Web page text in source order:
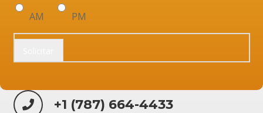
AM PM
+1 (787) 664-4433